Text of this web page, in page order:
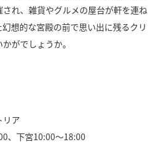
れ、雑貨やグルメの屋台が軒を連ね
想的な宮殿の前で思い出に残るクリ
がでしょうか。
リア
、下宮10:00〜18:00